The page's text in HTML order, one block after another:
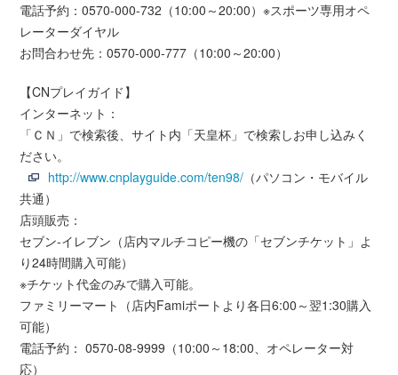
電話予約：0570-000-732（10:00～20:00）※スポーツ専用オペ
レーターダイヤル
お問合わせ先：0570-000-777（10:00～20:00）
【CNプレイガイド】
インターネット：
「ＣＮ」で検索後、サイト内「天皇杯」で検索しお申し込みく
ださい。
http://www.cnplayguide.com/ten98/ （パソコン・モバイル
共通）
店頭販売：
セブン-イレブン（店内マルチコピー機の「セブンチケット」よ
り24時間購入可能）
※チケット代金のみで購入可能。
ファミリーマート（店内Famiポートより各日6:00～翌1:30購入
可能）
電話予約： 0570-08-9999（10:00～18:00、オペレーター対
応）